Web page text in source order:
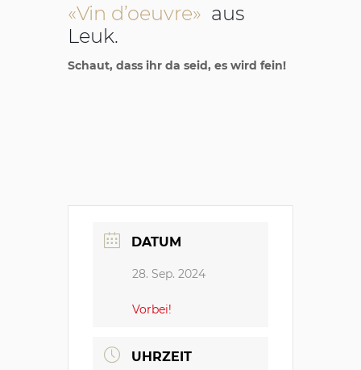
«Vin d’oeuvre» aus
Leuk.
Schaut, dass ihr da seid, es wird fein!
DATUM
28. Sep. 2024
Vorbei!
UHRZEIT